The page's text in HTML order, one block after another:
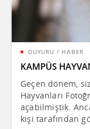
DUYURU / HABER
KAMPÜS
Geçen dönem,
Hayvanları
açabilmiştik.
kişi tarafından